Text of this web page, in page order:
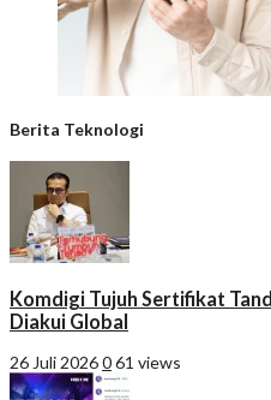
Berita Teknologi
Komdigi Tujuh Sertifikat
Diakui Global
26 Juli 2026061 views